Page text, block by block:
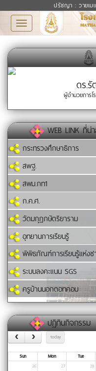
ปรัชญา : วายเม
Toggle
navigation
ดร.
ผู้อำนวยการ
WEB LINK ที่น่
กระทรวงศึกษาธิการ
สพฐ.
สพม.กท1
ก.ค.ศ.
วัดมกุฏกษัตริยาราม
อุทยานการเรียนรู้
พิพิธภัณฑ์การเรียนรู้แห่งช
ระบบลงคะแนน SGS
ครูบ้านนอกดอทคอม
ปฏิทินกิจกรรม
today
Sun Mon Tue
26
27 28